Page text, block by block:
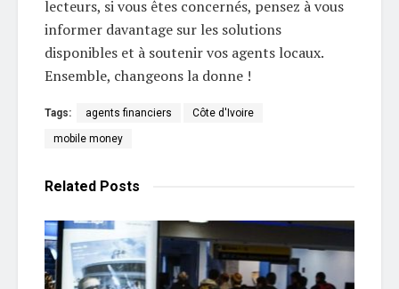
lecteurs, si vous êtes concernés, pensez à vous
informer davantage sur les solutions
disponibles et à soutenir vos agents locaux.
Ensemble, changeons la donne !
Tags: agents financiers Côte d'Ivoire
mobile money
Related Posts